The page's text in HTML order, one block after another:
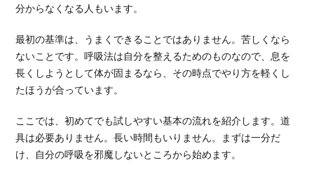
分からなくなる人もいます。
最初の基準は、うまくできることではありません。苦しくなら
ないことです。呼吸法は自分を整えるためのものなので、息を
長くしようとして体が固まるなら、その時点でやり方を軽くし
たほうが合っています。
ここでは、初めてでも試しやすい基本の流れを紹介します。道
具は必要ありません。長い時間もいりません。まずは一分だ
け、自分の呼吸を邪魔しないところから始めます。